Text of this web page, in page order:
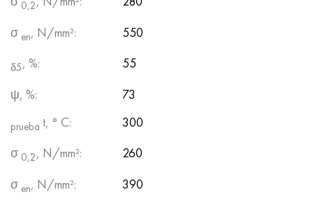
0,2
σ en, N/mm²: 550
δ5, %:
55
ψ, %:
73
prueba t, ° С:
300
σ 0,2, N/mm²:
260
σ en, N/mm²: 390